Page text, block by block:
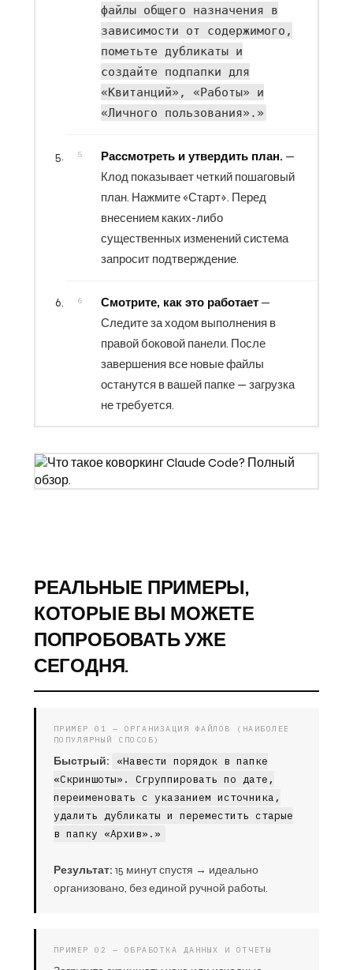
файлы общего назначения в
зависимости от содержимого,
пометьте дубликаты и
создайте подпапки для
«Квитанций», «Работы» и
«Личного пользования».»
Рассмотреть и утвердить план. —
Клод показывает четкий пошаговый
план. Нажмите «Старт». Перед
внесением каких-либо
существенных изменений система
запросит подтверждение.
Смотрите, как это работает —
Следите за ходом выполнения в
правой боковой панели. После
завершения все новые файлы
останутся в вашей папке — загрузка
не требуется.
РЕАЛЬНЫЕ ПРИМЕРЫ,
КОТОРЫЕ ВЫ МОЖЕТЕ
ПОПРОБОВАТЬ УЖЕ
СЕГОДНЯ.
ПРИМЕР 01 — ОРГАНИЗАЦИЯ ФАЙЛОВ (НАИБОЛЕЕ
ПОПУЛЯРНЫЙ СПОСОБ)
Быстрый:
«Навести порядок в папке
«Скриншоты». Сгруппировать по дате,
переименовать с указанием источника,
удалить дубликаты и переместить старые
в папку «Архив».»
Результат: 15 минут спустя → идеально
организовано, без единой ручной работы.
ПРИМЕР 02 — ОБРАБОТКА ДАННЫХ И ОТЧЕТЫ